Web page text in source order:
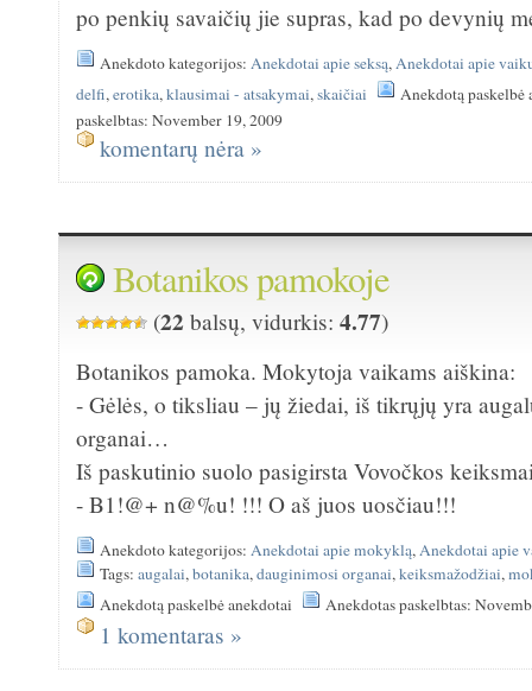
po penkių savaičių jie supras, kad po devynių
Anekdoto kategorijos:Anekdotai apie seksą,Anekdotai apie
delfi,erotika,klausimai - atsakymai,skaičiai
Anekdotą paskelbė
paskelbtas: November 19, 2009
komentarų nėra »
Botanikos pamokoje
(22 balsų, vidurkis:4.77)
Botanikos pamoka. Mokytoja vaikams aiškina:
- Gėlės, o tiksliau – jų žiedai, iš tikrųjų yra
organai…
Iš paskutinio suolo pasigirsta Vovočkos
- B1!@+ n@%u! !!! O aš juos uosčiau!!!
Anekdoto kategorijos:Anekdotai apie mokyklą,Anekdotai apie
Tags:augalai,botanika,dauginimosi organai,keiksmažodžiai,
Anekdotą paskelbė anekdotai
Anekdotas paskelbtas:
1 komentaras »